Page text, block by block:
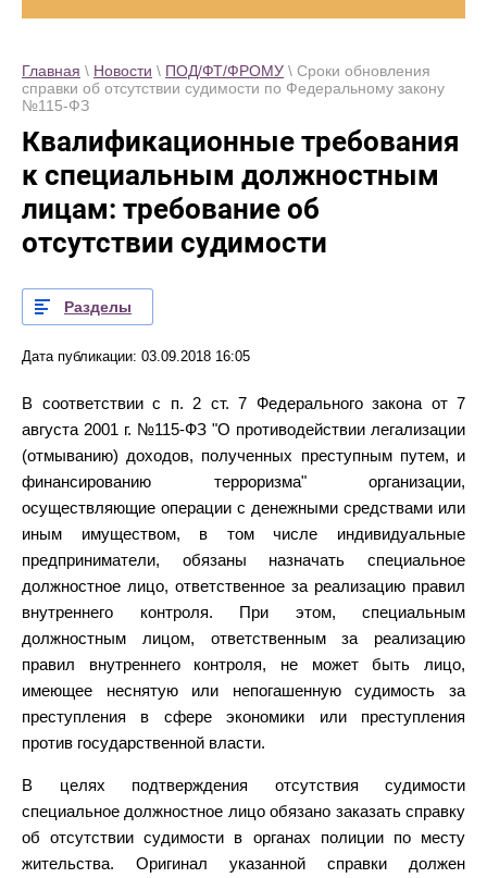
Главная \ Новости \ ПОД/ФТ/ФРОМУ \ Сроки обновления
справки об отсутствии судимости по Федеральному закону
№115-ФЗ
Квалификационные требования
к специальным должностным
лицам: требование об
отсутствии судимости
Разделы
Дата публикации: 03.09.2018 16:05
В соответствии с п. 2 ст. 7 Федерального закона от 7
августа 2001 г. №115-ФЗ "О противодействии легализации
(отмыванию) доходов, полученных преступным путем, и
финансированию терроризма" организации,
осуществляющие операции с денежными средствами или
иным имуществом, в том числе индивидуальные
предприниматели, обязаны назначать специальное
должностное лицо, ответственное за реализацию правил
внутреннего контроля. При этом, специальным
должностным лицом, ответственным за реализацию
правил внутреннего контроля, не может быть лицо,
имеющее неснятую или непогашенную судимость за
преступления в сфере экономики или преступления
против государственной власти.
В целях подтверждения отсутствия судимости
специальное должностное лицо обязано заказать справку
об отсутствии судимости в органах полиции по месту
жительства. Оригинал указанной справки должен